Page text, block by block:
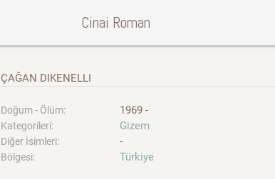
Cinai Roman
ÇAĞAN DIKENELLI
Doğum - Ölüm: 1969 -
Kategorileri: Gizem
Diğer İsimleri: -
Bölgesi: Türkiye